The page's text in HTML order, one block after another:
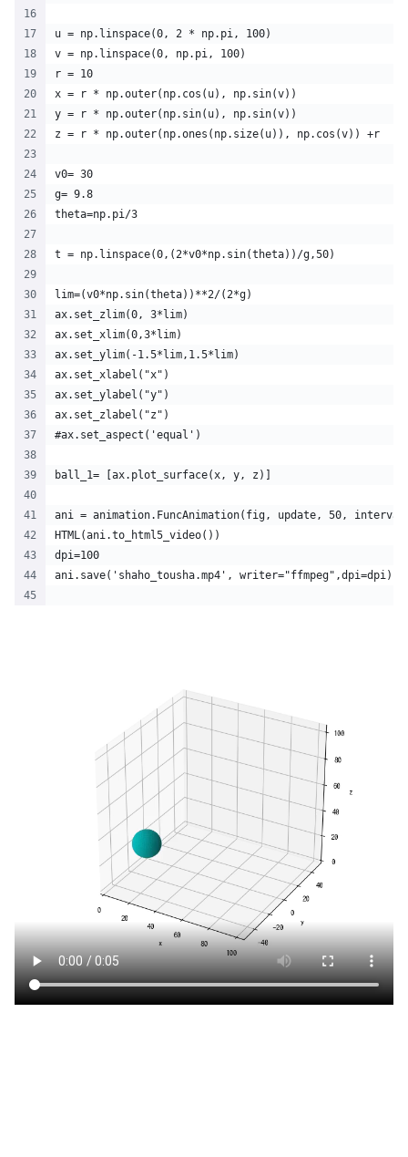
u = np.linspace(0, 2 * np.pi, 100)
v = np.linspace(0, np.pi, 100)
r = 10
x = r * np.outer(np.cos(u), np.sin(v))
y = r * np.outer(np.sin(u), np.sin(v))
z = r * np.outer(np.ones(np.size(u)), np.cos(v)) +r
v0= 30
g= 9.8
theta=np.pi/3
t = np.linspace(0,(2*v0*np.sin(theta))/g,50)
lim=(v0*np.sin(theta))**2/(2*g)
ax.set_zlim(0, 3*lim)
ax.set_xlim(0,3*lim)
ax.set_ylim(-1.5*lim,1.5*lim)
ax.set_xlabel("x")
ax.set_ylabel("y")
ax.set_zlabel("z")
#ax.set_aspect('equal')
ball_1= [ax.plot_surface(x, y, z)]
ani = animation.FuncAnimation(fig, update, 50,
HTML(ani.to_html5_video())
dpi=100
ani.save('shaho_tousha.mp4', writer="ffmpeg",dpi=dpi)